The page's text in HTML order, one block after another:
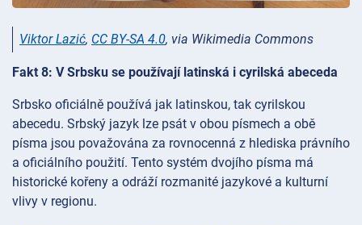
Viktor Lazić, CC BY-SA 4.0, via Wikimedia Commons
Fakt 8: V Srbsku se používají latinská i cyrilská abeceda
Srbsko oficiálně používá jak latinskou, tak cyrilskou
abecedu. Srbský jazyk lze psát v obou písmech a obě
písma jsou považována za rovnocenná z hlediska právního
a oficiálního použití. Tento systém dvojího písma má
historické kořeny a odráží rozmanité jazykové a kulturní
vlivy v regionu.